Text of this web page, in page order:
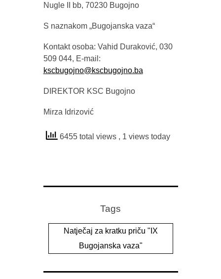
Nugle II bb, 70230 Bugojno
S naznakom „Bugojanska vaza“
Kontakt osoba: Vahid Duraković, 030
509 044, E-mail:
kscbugojno@kscbugojno.ba
DIREKTOR KSC Bugojno
Mirza Idrizović
6455 total views , 1 views today
Tags
Natječaj za kratku priču "IX
Bugojanska vaza"